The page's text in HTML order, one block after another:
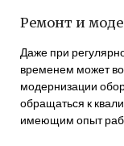
Ремонт и
Даже при
временем может
модернизации
обращаться к
имеющим опыт